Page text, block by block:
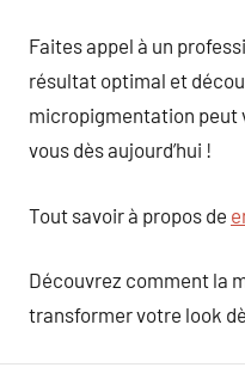
Faites appel à un
résultat optimal et
micropigmentation peut
vous dès aujourd’hui !
Tout savoir à propos de
Découvrez comment la
transformer votre look